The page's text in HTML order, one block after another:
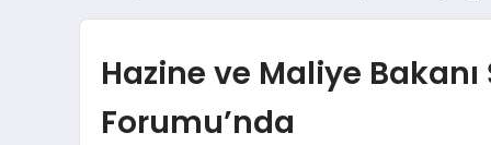
Hazine ve Maliye
Forumu’nda